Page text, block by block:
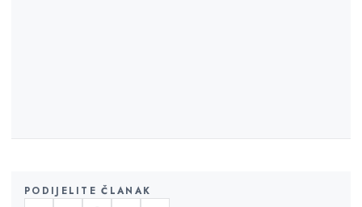
PODIJELITE ČLANAK